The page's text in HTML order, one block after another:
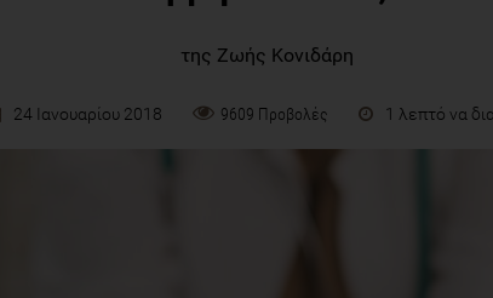
της Ζωής Κονιδάρη
24 Ιανουαρίου 2018 9609 Προβολές 1 λεπτό να